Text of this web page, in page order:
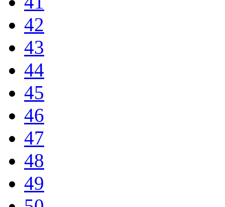
42
43
44
45
46
47
48
49